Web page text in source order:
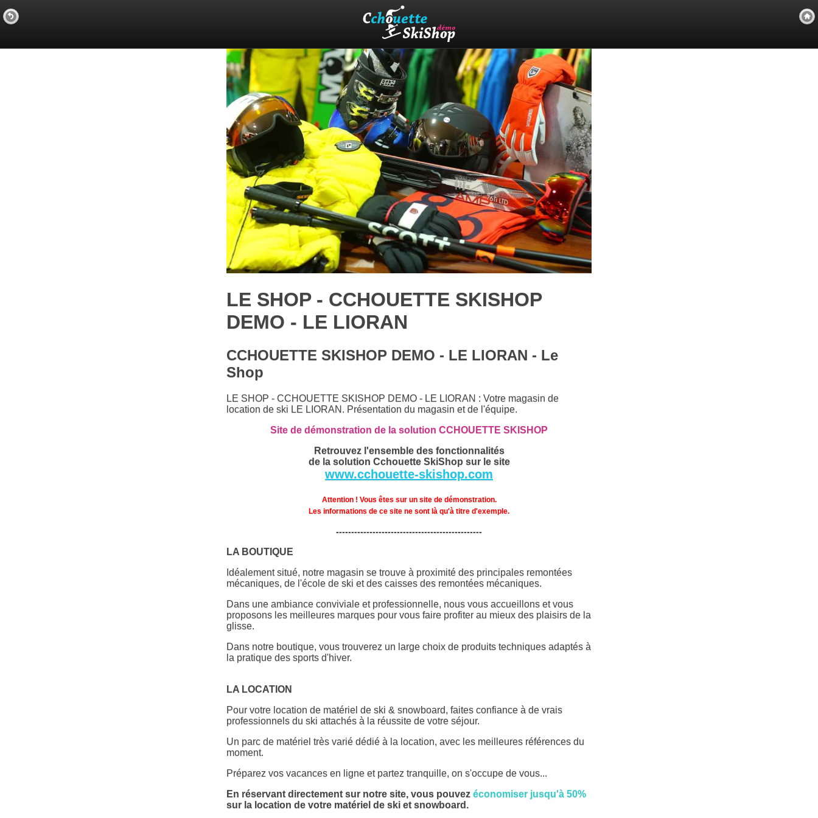
LE SHOP - CCHOUETTE SKISHOP
DEMO - LE LIORAN
CCHOUETTE SKISHOP DEMO - LE LIORAN - Le
Shop
LE SHOP - CCHOUETTE SKISHOP DEMO - LE LIORAN : Votre magasin de
location de ski LE LIORAN. Présentation du magasin et de l'équipe.
Site de démonstration de la solution CCHOUETTE SKISHOP
Retrouvez l'ensemble des fonctionnalités
de la solution Cchouette SkiShop sur le site
www.cchouette-skishop.com
Attention ! Vous êtes sur un site de démonstration.
Les informations de ce site ne sont là qu'à titre d'exemple.
------------------------------------------------
LA BOUTIQUE
Idéalement situé, notre magasin se trouve à proximité des principales remontées
mécaniques, de l'école de ski et des caisses des remontées mécaniques.
Dans une ambiance conviviale et professionnelle, nous vous accueillons et vous
proposons les meilleures marques pour vous faire profiter au mieux des plaisirs de la
glisse.
Dans notre boutique, vous trouverez un large choix de produits techniques adaptés à
la pratique des sports d'hiver.
LA LOCATION
Pour votre location de matériel de ski & snowboard, faites confiance à de vrais
professionnels du ski attachés à la réussite de votre séjour.
Un parc de matériel très varié dédié à la location, avec les meilleures références du
moment.
Préparez vos vacances en ligne et partez tranquille, on s'occupe de vous...
En réservant directement sur notre site, vous pouvez économiser jusqu'à 50%
sur la location de votre matériel de ski et snowboard.